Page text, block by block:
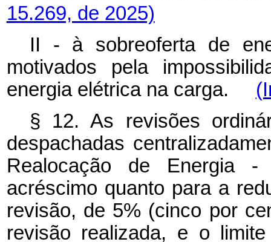
15.269, de 2025)
II - à sobreoferta de
motivados pela
energia elétrica na carga.
§ 12. As revisões
despachadas
Realocação de Energia
acréscimo quanto para a
revisão, de 5% (cinco por
revisão realizada, e o